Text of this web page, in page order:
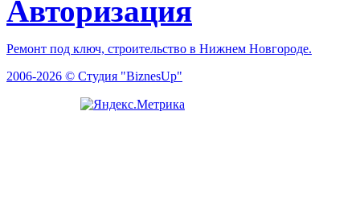
Авторизация
Ремонт под ключ, строительство в Нижнем Новгороде.
2006-2026 © Студия "BiznesUp"